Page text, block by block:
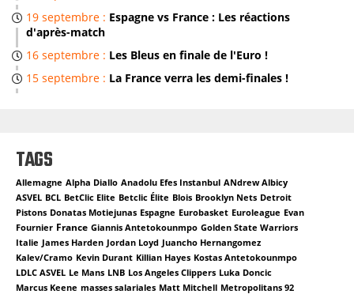
19 septembre : Espagne vs France : Les réactions
d'après-match
16 septembre : Les Bleus en finale de l'Euro !
15 septembre : La France verra les demi-finales !
TAGS
Allemagne Alpha Diallo Anadolu Efes Instanbul ANdrew Albicy
ASVEL BCL BetClic Elite Betclic Élite Blois Brooklyn Nets Detroit
Pistons Donatas Motiejunas Espagne Eurobasket Euroleague Evan
Fournier France Giannis Antetokounmpo Golden State Warriors
Italie James Harden Jordan Loyd Juancho Hernangomez
Kalev/Cramo Kevin Durant Killian Hayes Kostas Antetokounmpo
LDLC ASVEL Le Mans LNB Los Angeles Clippers Luka Doncic
Marcus Keene masses salariales Matt Mitchell Metropolitans 92